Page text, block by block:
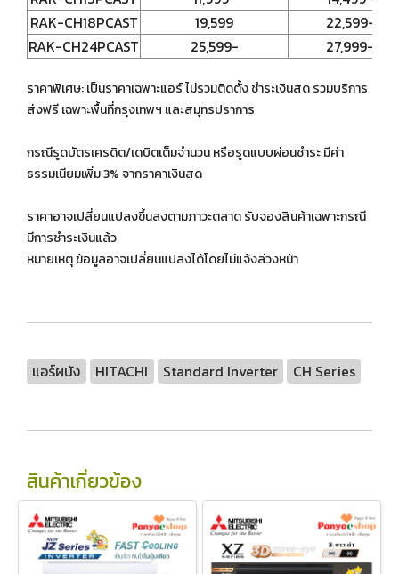
RAK-CH18PCAST
19,599
22,599-
RAK-CH24PCAST
25,599- 27,999-
ราคาพิเศษ: เป็นราคาเฉพาะแอร์ ไม่รวมติดตั้ง ชำระเงินสด รวมบริการ
ส่งฟรี เฉพาะพื้นที่กรุงเทพฯ และสมุทรปราการ
กรณีรูดบัตรเครดิต/เดบิตเต็มจำนวน หรือรูดแบบผ่อนชำระ มีค่า
ธรรมเนียมเพิ่ม 3% จากราคาเงินสด
ราคาอาจเปลี่ยนแปลงขึ้นลงตามภาวะตลาด รับจองสินค้าเฉพาะกรณี
มีการชำระเงินแล้ว
หมายเหตุ ข้อมูลอาจเปลี่ยนแปลงได้โดยไม่แจ้งล่วงหน้า
แอร์ผนัง HITACHI Standard Inverter CH Series
สินค้าเกี่ยวข้อง